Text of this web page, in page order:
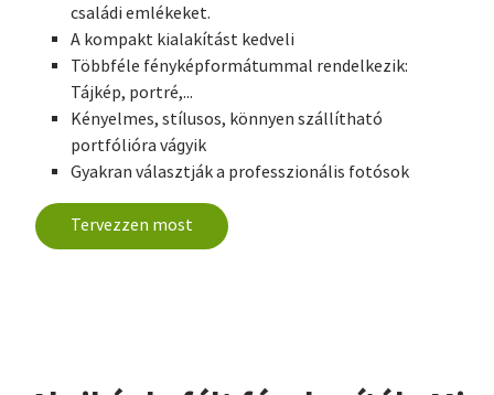
családi emlékeket.
A kompakt kialakítást kedveli
Többféle fényképformátummal rendelkezik:
Tájkép, portré,...
Kényelmes, stílusos, könnyen szállítható
portfólióra vágyik
Gyakran választják a professzionális fotósok
Tervezzen most